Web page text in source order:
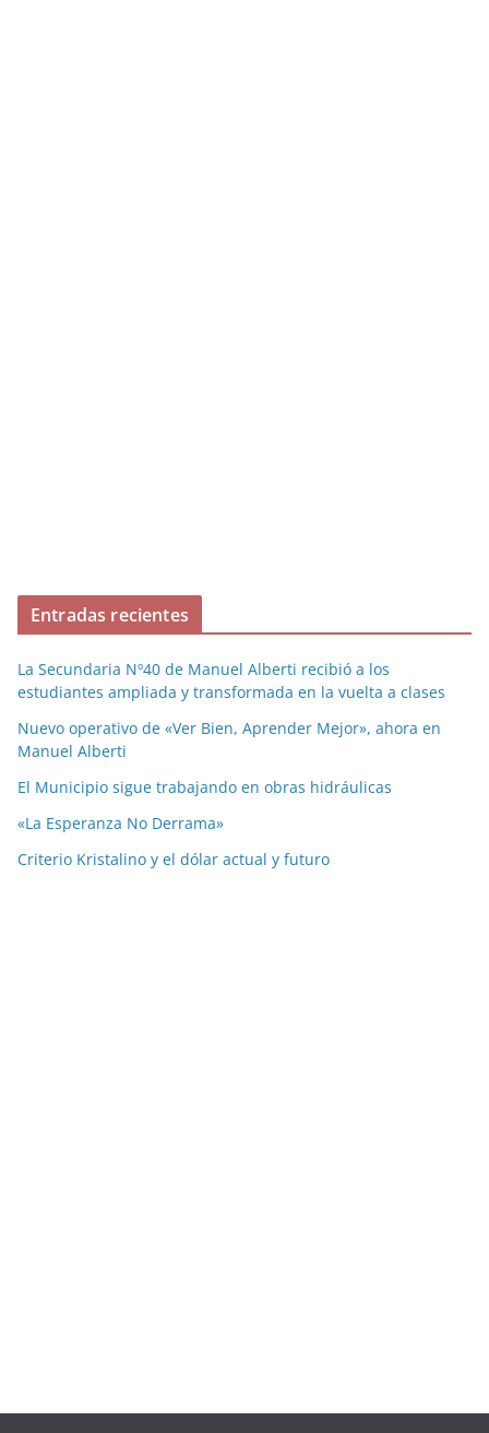
Entradas recientes
La Secundaria Nº40 de Manuel Alberti recibió a los
estudiantes ampliada y transformada en la vuelta a clases
Nuevo operativo de «Ver Bien, Aprender Mejor», ahora en
Manuel Alberti
El Municipio sigue trabajando en obras hidráulicas
«La Esperanza No Derrama»
Criterio Kristalino y el dólar actual y futuro